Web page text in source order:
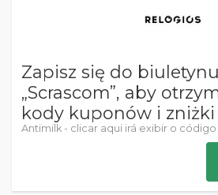
Zapisz się do
„Scrascom”, aby
kody kuponów i
Antimilk - clicar aqui irá exibir o